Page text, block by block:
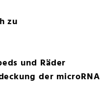
zu
und Räder
der microRNA